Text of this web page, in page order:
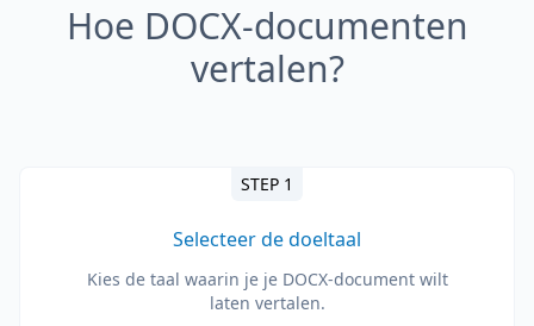
Hoe DOCX-documenten
vertalen?
STEP 1
Selecteer de doeltaal
Kies de taal waarin je je DOCX-document wilt
laten vertalen.